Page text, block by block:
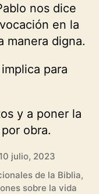
nos dice
en la
manera digna.
para
y a poner la
obra.
10 julio, 2023
de la Biblia,
sobre la vida